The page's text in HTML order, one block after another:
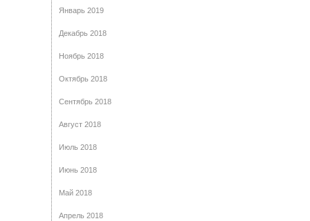
Январь 2019
Декабрь 2018
Ноябрь 2018
Октябрь 2018
Сентябрь 2018
Август 2018
Июль 2018
Июнь 2018
Май 2018
Апрель 2018